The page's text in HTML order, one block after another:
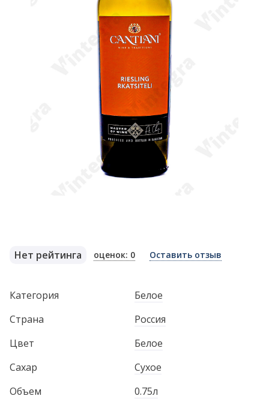
Нет рейтинга оценок: 0 Оставить отзыв
Категория
Белое
Страна
Россия
Цвет
Белое
Сахар
Сухое
Объем
0.75л